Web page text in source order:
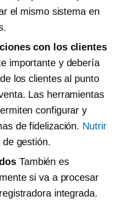
el mismo sistema en
con los clientes
importante y debería
los clientes al punto
Las herramientas
configurar y
de fidelización. Nutrir
de gestión.
También es
si va a procesar
integrada.